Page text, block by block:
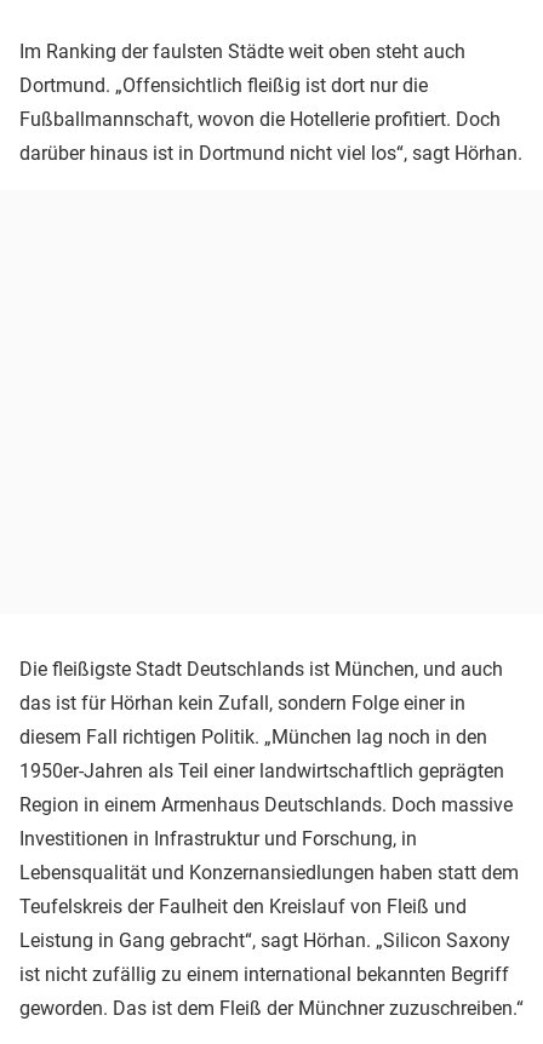
Im Ranking der faulsten Städte weit oben steht auch
Dortmund. „Offensichtlich fleißig ist dort nur die
Fußballmannschaft, wovon die Hotellerie profitiert. Doch
darüber hinaus ist in Dortmund nicht viel los“, sagt Hörhan.
Die fleißigste Stadt Deutschlands ist München, und auch
das ist für Hörhan kein Zufall, sondern Folge einer in
diesem Fall richtigen Politik. „München lag noch in den
1950er-Jahren als Teil einer landwirtschaftlich geprägten
Region in einem Armenhaus Deutschlands. Doch massive
Investitionen in Infrastruktur und Forschung, in
Lebensqualität und Konzernansiedlungen haben statt dem
Teufelskreis der Faulheit den Kreislauf von Fleiß und
Leistung in Gang gebracht“, sagt Hörhan. „Silicon Saxony
ist nicht zufällig zu einem international bekannten Begriff
geworden. Das ist dem Fleiß der Münchner zuzuschreiben.“